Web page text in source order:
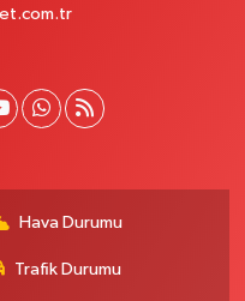
Hava Durumu
Trafik Durumu